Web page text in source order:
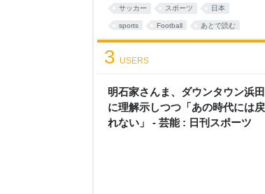
ジアに勝っただけで、1勝2分け1敗のベス
ト32で敗退。強くなっていたら成績に出
る。結果が全てだよ。 日本は「優勝」や
「最高の景色」と期待させたけど、強豪
を相手に力の差があった。大一番でベン
中村、鎌田、伊東と続々とベンチに下げ
たけど、先発で起用したから守備で疲れ
ちゃって足が止まったのね。得点に絡め
る選手の使い
サッカー スポーツ 日本
sports Football あとで読む
明石家さんま、ダウンタウン浜田
に理解示しつつ「あの時代には戻
れない」 - 芸能 : 日刊スポーツ
3 USERS